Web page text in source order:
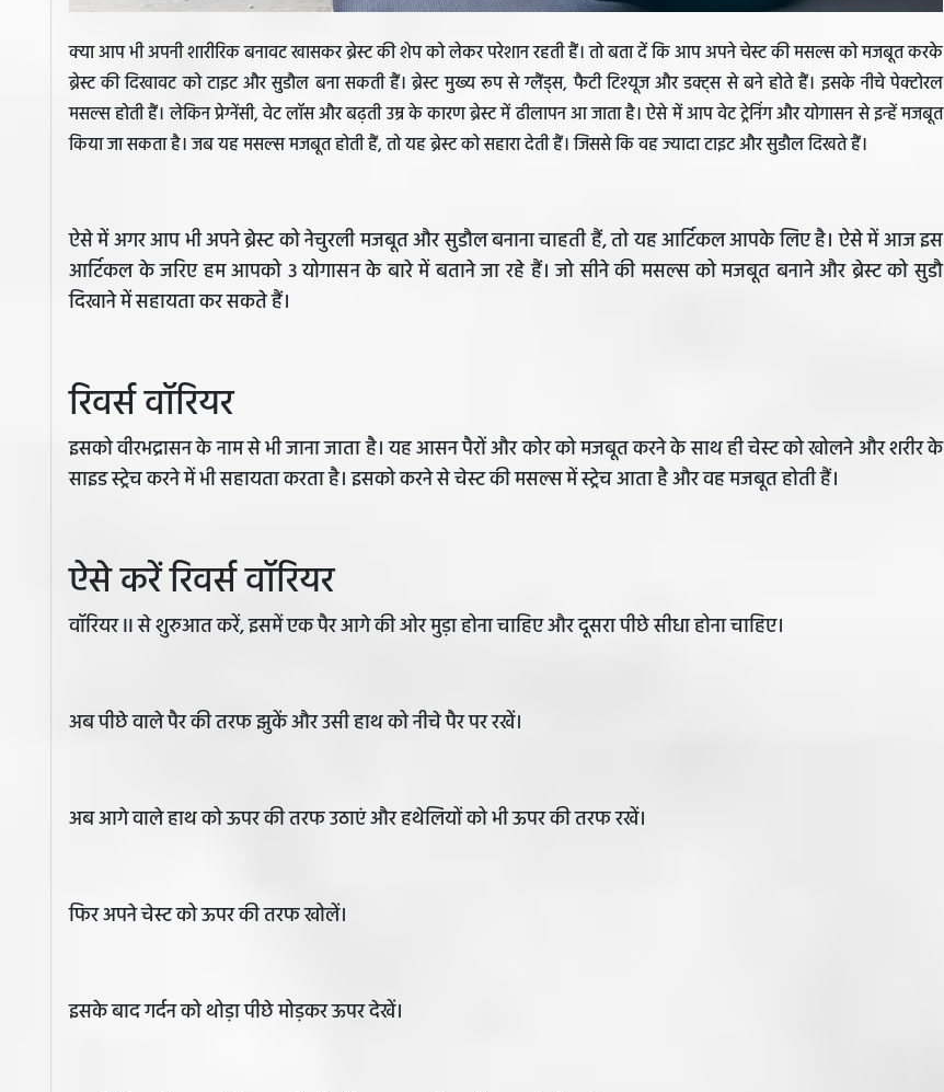
क्या आप भी अपनी शारीरिक बनावट खासकर ब्रेस्ट की शेप को लेकर परेशान रहती हैं। तो बता दें कि आप अपने चेस्‍ट की मसल्‍स को मजबूत करके
ब्रेस्‍ट की दिखावट को टाइट और सुडौल बना सकती हैं। ब्रेस्ट मुख्य रूप से ग्‍लैंड्स, फैटी टिश्यूज और डक्ट्स से बने होते हैं। इसके नीचे पेक्टोरल
मसल्स होती हैं। लेकिन प्रेग्‍नेंसी, वेट लॉस और बढ़ती उम्र के कारण ब्रेस्ट में ढीलापन आ जाता है। ऐसे में आप वेट ट्रेनिंग और योगासन से इन्हें मजबूत
किया जा सकता है। जब यह मसल्स मजबूत होती हैं, तो यह ब्रेस्ट को सहारा देती हैं। जिससे कि वह ज्यादा टाइट और सुडौल दिखते हैं।
ऐसे में अगर आप भी अपने ब्रेस्ट को नेचुरली मजबूत और सुडौल बनाना चाहती हैं, तो यह आर्टिकल आपके लिए है। ऐसे में आज इस
आर्टिकल के जरिए हम आपको 3 योगासन के बारे में बताने जा रहे हैं। जो सीने की मसल्स को मजबूत बनाने और ब्रेस्ट को सुडौ
दिखाने में सहायता कर सकते हैं।
रिवर्स वॉरियर
इसको वीरभद्रासन के नाम से भी जाना जाता है। यह आसन पैरों और कोर को मजबूत करने के साथ ही चेस्ट को खोलने और शरीर के
साइड स्ट्रेच करने में भी सहायता करता है। इसको करने से चेस्ट की मसल्स में स्ट्रेच आता है और वह मजबूत होती हैं।
ऐसे करें रिवर्स वॉरियर
वॉरियर II से शुरुआत करें, इसमें एक पैर आगे की ओर मुड़ा होना चाहिए और दूसरा पीछे सीधा होना चाहिए।
अब पीछे वाले पैर की तरफ झुकें और उसी हाथ को नीचे पैर पर रखें।
अब आगे वाले हाथ को ऊपर की तरफ उठाएं और हथेलियों को भी ऊपर की तरफ रखें।
फिर अपने चेस्ट को ऊपर की तरफ खोलें।
इसके बाद गर्दन को थोड़ा पीछे मोड़कर ऊपर देखें।